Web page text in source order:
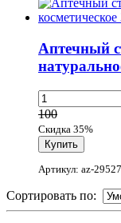
Аптечный
100
Скидка 35%
Артикул: az-29527
Сортировать по: